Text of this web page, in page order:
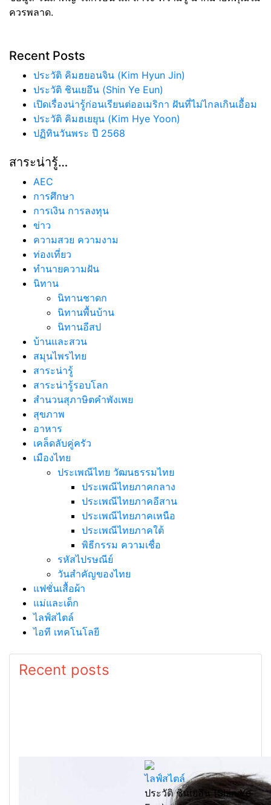
ควรพลาด.
Recent Posts
ประวัติ คิมฮยอนจิน (Kim Hyun Jin)
ประวัติ ชินเยอึน (Shin Ye Eun)
เปิดเรื่องน่ารู้ก่อนเรียนต่ออเมริกา ฝันที่ไม่ไกลเกินเอื้อม
ประวัติ คิมฮเยยุน (Kim Hye Yoon)
ปฏิทินวันพระ ปี 2568
สาระน่ารู้…
AEC
การศึกษา
การเงิน การลงทุน
ข่าว
ความสวย ความงาม
ท่องเที่ยว
ทํานายความฝัน
นิทาน
นิทานชาดก
นิทานพื้นบ้าน
นิทานอีสป
บ้านและสวน
สมุนไพรไทย
สาระน่ารู้
สาระน่ารู้รอบโลก
สำนวนสุภาษิตคำพังเพย
สุขภาพ
อาหาร
เคล็ดลับคู่ครัว
เมืองไทย
ประเพณีไทย วัฒนธรรมไทย
ประเพณีไทยภาคกลาง
ประเพณีไทยภาคอีสาน
ประเพณีไทยภาคเหนือ
ประเพณีไทยภาคใต้
พิธีกรรม ความเชื่อ
รหัสไปรษณีย์
วันสำคัญของไทย
แฟชั่นเสื้อผ้า
แม่และเด็ก
ไลฟ์สไตล์
ไอที เทคโนโลยี
Recent posts
ไลฟ์สไตล์
ประวัติ ชินเยอึน (Shin Ye